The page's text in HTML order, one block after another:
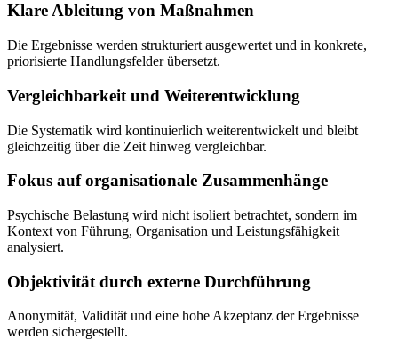
Klare Ableitung von Maßnahmen
Die Ergebnisse werden strukturiert ausgewertet und in konkrete,
priorisierte Handlungsfelder übersetzt.
Vergleichbarkeit und Weiterentwicklung
Die Systematik wird kontinuierlich weiterentwickelt und bleibt
gleichzeitig über die Zeit hinweg vergleichbar.
Fokus auf organisationale Zusammenhänge
Psychische Belastung wird nicht isoliert betrachtet, sondern im
Kontext von Führung, Organisation und Leistungsfähigkeit
analysiert.
Objektivität durch externe Durchführung
Anonymität, Validität und eine hohe Akzeptanz der Ergebnisse
werden sichergestellt.